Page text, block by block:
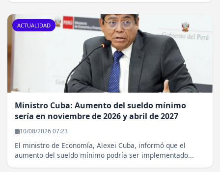
ACTUALIDAD
Ministro Cuba: Aumento del sueldo mínimo
sería en noviembre de 2026 y abril de 2027
10/08/2026 07:23
El ministro de Economía, Alexei Cuba, informó que el
aumento del sueldo mínimo podría ser implementado...